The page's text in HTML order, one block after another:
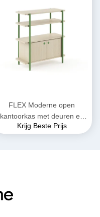
FLEX Moderne open
kantoorkas met deuren en
planken
Krijg Beste Prijs